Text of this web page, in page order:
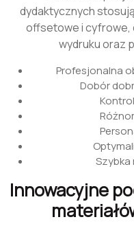
dydaktycznych
offsetowe i cyfrowe,
wydruku oraz
Profesjonalna
Dobór
Innowacyjne